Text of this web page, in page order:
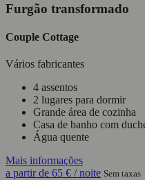
Furgão transformado
Couple Cottage
Vários fabricantes
4 assentos
2 lugares para dormir
Grande área de cozinha
Casa de banho com
Água quente
Mais informações
a partir de 65 € / noite Sem taxas